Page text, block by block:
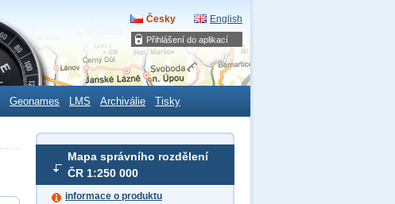
Přihlášení do aplikací
Česky English
Geonames LMS Archiválie Tisky
Mapa správního rozdělení
ČR 1:250 000
informace o produktu